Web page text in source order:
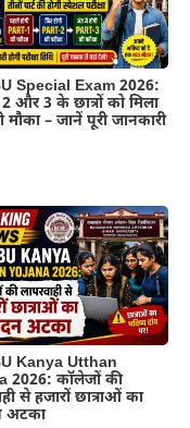
Special Exam 2026:
2 और 3 के छात्रों को मिला
– जानें पूरी जानकारी
Kanya Utthan
2026: कॉलेजों की
से हजारों छात्राओं का
अटका